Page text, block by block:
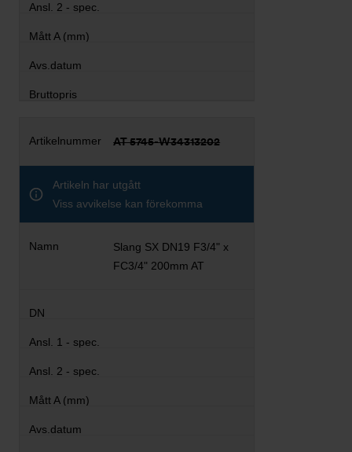
AT 5745-W34313202
Artikeln har utgått
Viss avvikelse kan förekomma
Slang SX DN19 F3/4" x
FC3/4" 200mm AT